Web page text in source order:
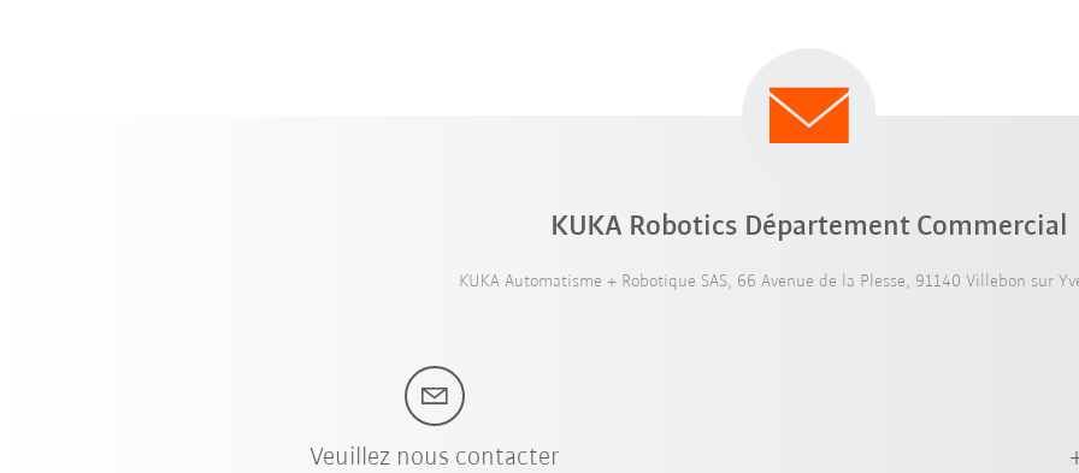
KUKA Robotics Département Commercial
KUKA Automatisme + Robotique SAS, 66 Avenue de la Plesse, 91140 Villebon sur
Veuillez nous contacter